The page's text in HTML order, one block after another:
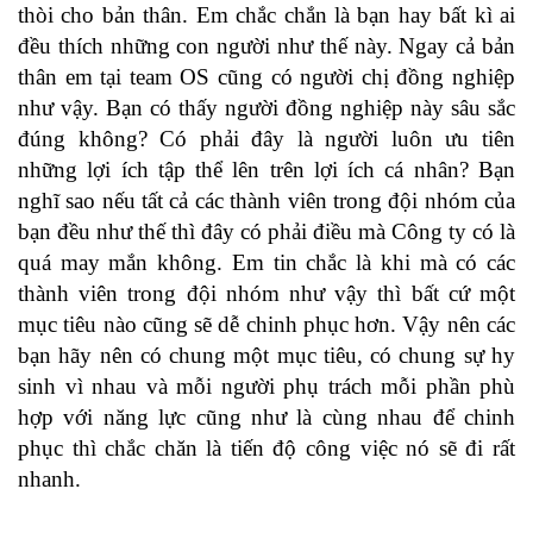
thòi cho bản thân. Em chắc chắn là bạn hay bất kì ai
đều thích những con người như thế này. Ngay cả bản
thân em tại team OS cũng có người chị đồng nghiệp
như vậy. Bạn có thấy người đồng nghiệp này sâu sắc
đúng không? Có phải đây là người luôn ưu tiên
những lợi ích tập thể lên trên lợi ích cá nhân? Bạn
nghĩ sao nếu tất cả các thành viên trong đội nhóm của
bạn đều như thế thì đây có phải điều mà Công ty có là
quá may mắn không. Em tin chắc là khi mà có các
thành viên trong đội nhóm như vậy thì bất cứ một
mục tiêu nào cũng sẽ dễ chinh phục hơn. Vậy nên các
bạn hãy nên có chung một mục tiêu, có chung sự hy
sinh vì nhau và mỗi người phụ trách mỗi phần phù
hợp với năng lực cũng như là cùng nhau để chinh
phục thì chắc chăn là tiến độ công việc nó sẽ đi rất
nhanh.